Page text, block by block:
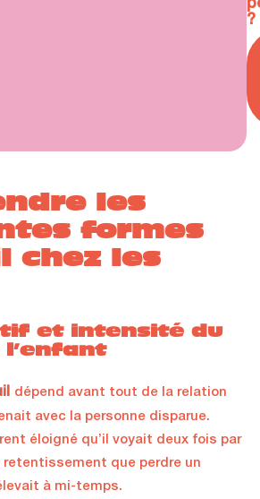
?
les
formes
chez les
et intensité du
l’enfant
dépend avant tout de la relation
avec la personne disparue.
éloigné qu’il voyait deux fois par
retentissement que perdre un
à mi-temps.